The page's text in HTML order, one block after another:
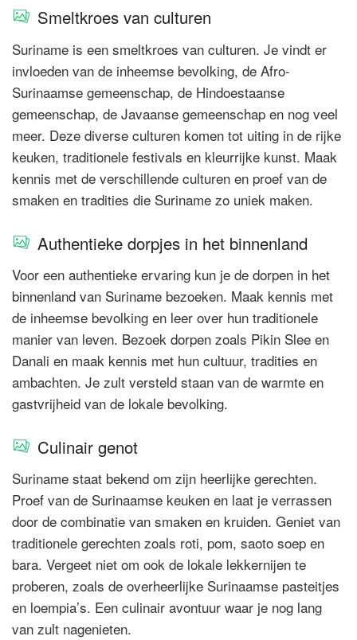
Smeltkroes van culturen
Suriname is een smeltkroes van culturen. Je vindt er
invloeden van de inheemse bevolking, de Afro-
Surinaamse gemeenschap, de Hindoestaanse
gemeenschap, de Javaanse gemeenschap en nog veel
meer. Deze diverse culturen komen tot uiting in de rijke
keuken, traditionele festivals en kleurrijke kunst. Maak
kennis met de verschillende culturen en proef van de
smaken en tradities die Suriname zo uniek maken.
Authentieke dorpjes in het binnenland
Voor een authentieke ervaring kun je de dorpen in het
binnenland van Suriname bezoeken. Maak kennis met
de inheemse bevolking en leer over hun traditionele
manier van leven. Bezoek dorpen zoals Pikin Slee en
Danali en maak kennis met hun cultuur, tradities en
ambachten. Je zult versteld staan van de warmte en
gastvrijheid van de lokale bevolking.
Culinair genot
Suriname staat bekend om zijn heerlijke gerechten.
Proef van de Surinaamse keuken en laat je verrassen
door de combinatie van smaken en kruiden. Geniet van
traditionele gerechten zoals roti, pom, saoto soep en
bara. Vergeet niet om ook de lokale lekkernijen te
proberen, zoals de overheerlijke Surinaamse pasteitjes
en loempia’s. Een culinair avontuur waar je nog lang
van zult nagenieten.